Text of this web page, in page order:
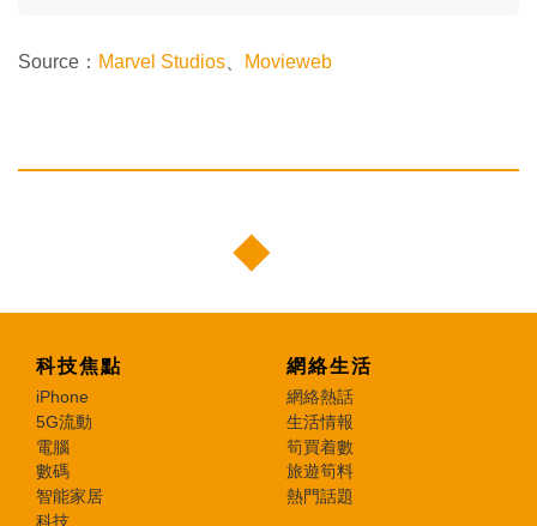
Source： Marvel Studios Movieweb
科技焦點
iPhone
5G流動
電腦
數碼
智能家居
科技
網絡生活
網絡熱話
生活情報
筍買着數
旅遊筍料
熱門話題